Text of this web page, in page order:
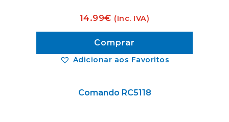
Adicionar aos Favoritos
14.99€ (Inc. IVA)
Comprar
Comando RC5118